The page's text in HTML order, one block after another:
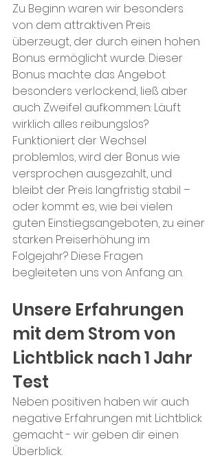
Zu Beginn waren wir besonders
von dem attraktiven Preis
überzeugt, der durch einen hohen
Bonus ermöglicht wurde. Dieser
Bonus machte das Angebot
besonders verlockend, ließ aber
auch Zweifel aufkommen: Läuft
wirklich alles reibungslos?
Funktioniert der Wechsel
problemlos, wird der Bonus wie
versprochen ausgezahlt, und
bleibt der Preis langfristig stabil –
oder kommt es, wie bei vielen
guten Einstiegsangeboten, zu einer
starken Preiserhöhung im
Folgejahr? Diese Fragen
begleiteten uns von Anfang an.
Unsere Erfahrungen
mit dem Strom von
Lichtblick nach 1 Jahr
Test
Neben positiven haben wir auch
negative Erfahrungen mit Lichtblick
gemacht - wir geben dir einen
Überblick.